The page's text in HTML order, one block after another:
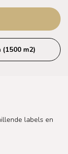
m2)
labels en